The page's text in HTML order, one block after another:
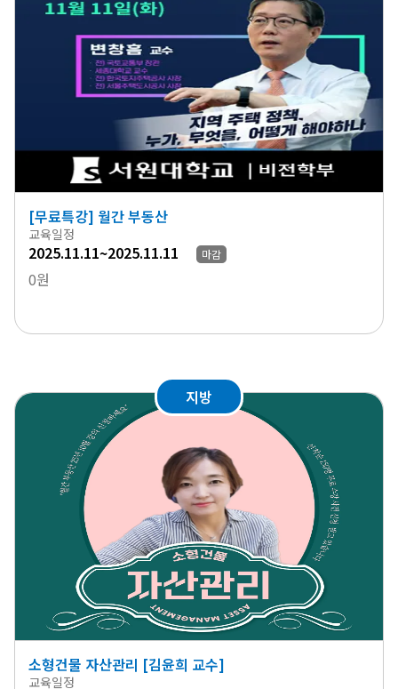
[무료특강] 월간 부동산
교육일정
2025.11.11~2025.11.11 마감
0원
지방
소형건물 자산관리 [김윤희 교수]
교육일정